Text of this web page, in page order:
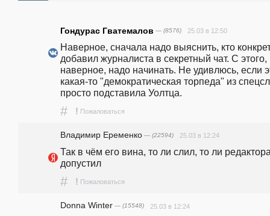
Гондурас Гватемалов — (8576) 25.03 в 12:50
Наверное, сначала надо выяснить, кто
добавил журналиста в секретный чат. С этого,
наверное, надо начинать. Не удивлюсь, если
какая-то "демократическая торпеда" из
просто подставила Уолтца.
# ! Пожаловаться
Владимир Еременко — (22594) 25.03 в 12:24
Так в чëм его вина, то ли слил, то ли
допустил
# ! Пожаловаться
Donna Winter — (15548) 25.03 в 12:24